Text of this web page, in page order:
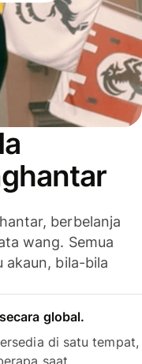
berbelanja
wang. Semua
akaun, bila-bila
global.
di satu tempat,